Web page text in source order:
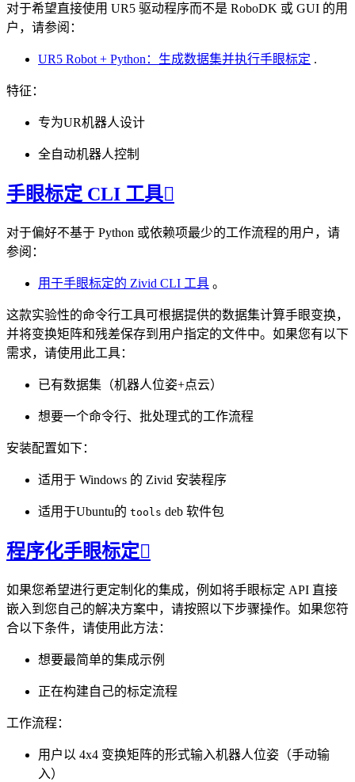
对于希望直接使用 UR5 驱动程序而不是 RoboDK 或 GUI 的用
户，请参阅：
UR5 Robot + Python：生成数据集并执行手眼标定 .
特征：
专为UR机器人设计
全自动机器人控制
手眼标定 CLI 工具
对于偏好不基于 Python 或依赖项最少的工作流程的用户，请
参阅：
用于手眼标定的 Zivid CLI 工具 。
这款实验性的命令行工具可根据提供的数据集计算手眼变换，
并将变换矩阵和残差保存到用户指定的文件中。如果您有以下
需求，请使用此工具：
已有数据集（机器人位姿+点云）
想要一个命令行、批处理式的工作流程
安装配置如下：
适用于 Windows 的 Zivid 安装程序
适用于Ubuntu的 tools deb 软件包
程序化手眼标定
如果您希望进行更定制化的集成，例如将手眼标定 API 直接
嵌入到您自己的解决方案中，请按照以下步骤操作。如果您符
合以下条件，请使用此方法：
想要最简单的集成示例
正在构建自己的标定流程
工作流程：
用户以 4x4 变换矩阵的形式输入机器人位姿（手动输
入）